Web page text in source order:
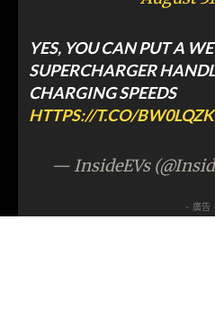
YES, YOU CAN PUT A
SUPERCHARGER
CHARGING SPEEDS
HTTPS://T.CO/
— InsideEVs
- 廣告